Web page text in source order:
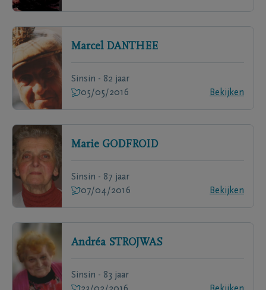
Marcel DANTHEE
Sinsin - 82 jaar
05/05/2016
Bekijken
Marie GODFROID
Sinsin - 87 jaar
07/04/2016
Bekijken
Andréa STROJWAS
Sinsin - 83 jaar